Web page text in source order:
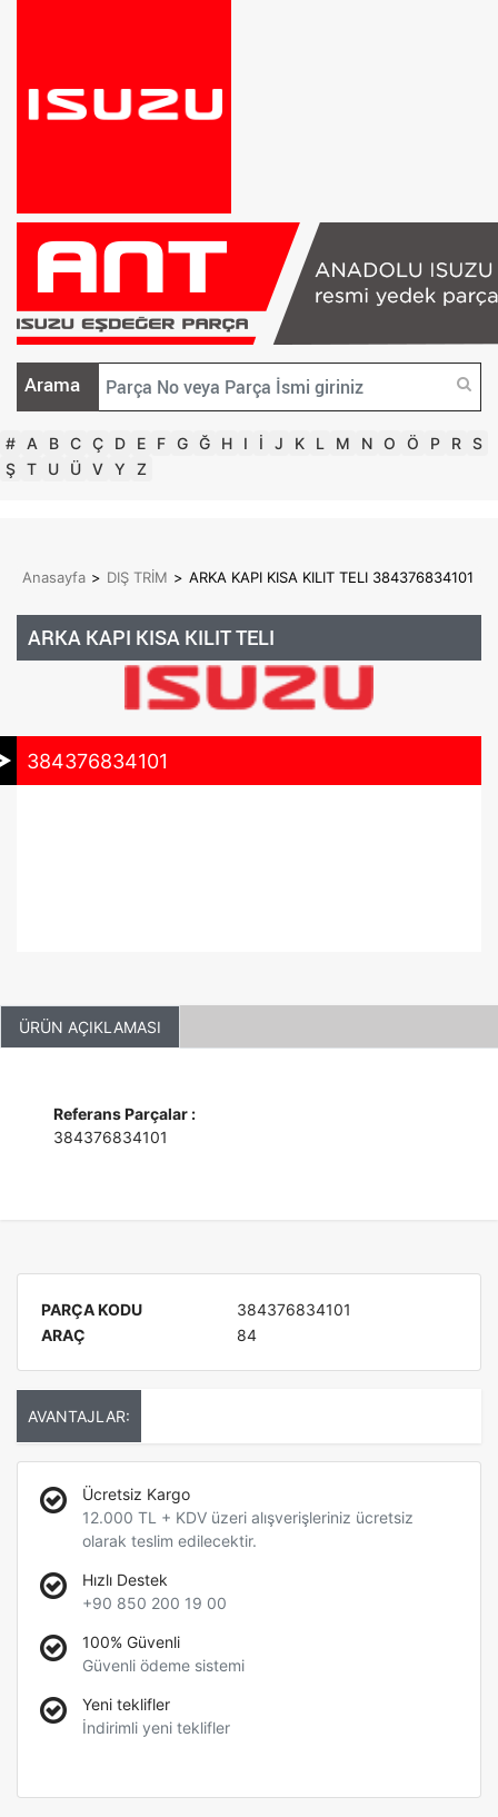
Arama
# A B C Ç D E F G Ğ H I İ J K L M N O Ö P R S
Ş T U Ü V Y Z
Anasayfa > DIŞ TRİM > ARKA KAPI KISA KILIT TELI 384376834101
ARKA KAPI KISA KILIT TELI
384376834101
ÜRÜN AÇIKLAMASI
Referans Parçalar :
384376834101
PARÇA KODU
384376834101
ARAÇ
84
AVANTAJLAR:
Ücretsiz Kargo
12.000 TL + KDV üzeri alışverişleriniz ücretsiz
olarak teslim edilecektir.
Hızlı Destek
+90 850 200 19 00
100% Güvenli
Güvenli ödeme sistemi
Yeni teklifler
İndirimli yeni teklifler